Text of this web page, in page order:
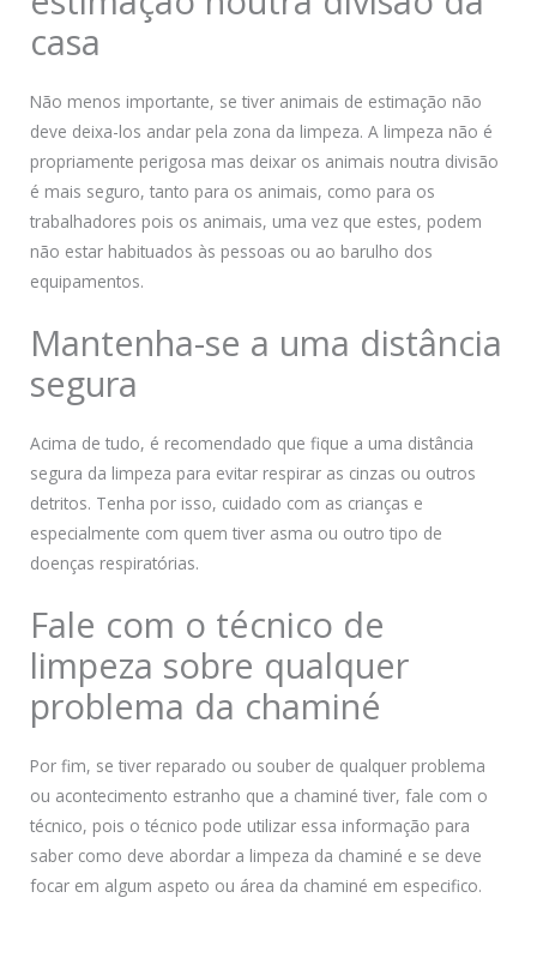
casa
Não menos importante, se tiver animais de estimação não
deve deixa-los andar pela zona da limpeza. A limpeza não é
propriamente perigosa mas deixar os animais noutra divisão
é mais seguro, tanto para os animais, como para os
trabalhadores pois os animais, uma vez que estes, podem
não estar habituados às pessoas ou ao barulho dos
equipamentos.
Mantenha-se a uma distância
segura
Acima de tudo, é recomendado que fique a uma distância
segura da limpeza para evitar respirar as cinzas ou outros
detritos. Tenha por isso, cuidado com as crianças e
especialmente com quem tiver asma ou outro tipo de
doenças respiratórias.
Fale com o técnico de
limpeza sobre qualquer
problema da chaminé
Por fim, se tiver reparado ou souber de qualquer problema
ou acontecimento estranho que a chaminé tiver, fale com o
técnico, pois o técnico pode utilizar essa informação para
saber como deve abordar a limpeza da chaminé e se deve
focar em algum aspeto ou área da chaminé em especifico.